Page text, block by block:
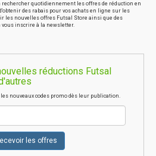
rechercher quotidiennement les offres de réduction en
des rabais pour vos achats en ligne sur les
les nouvelles offres Futsal Store ainsi que des
vous inscrire à la newsletter.
réductions Futsal
nouveaux codes promo dès leur publication.
les offres